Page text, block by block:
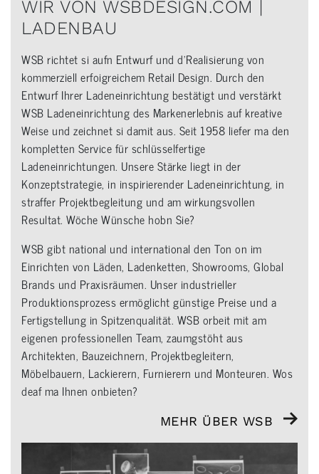
WIR VON WSBDESIGN.COM |
LADENBAU
WSB richtet si aufn Entwurf und d’Realisierung von
kommerziell erfoigreichem Retail Design. Durch den
Entwurf Ihrer Ladeneinrichtung bestätigt und verstärkt
WSB Ladeneinrichtung des Markenerlebnis auf kreative
Weise und zeichnet si damit aus. Seit 1958 liefer ma den
kompletten Service für schlüsselfertige
Ladeneinrichtungen. Unsere Stärke liegt in der
Konzeptstrategie, in inspirierender Ladeneinrichtung, in
straffer Projektbegleitung und am wirkungsvollen
Resultat. Wöche Wünsche hobn Sie?
WSB gibt national und international den Ton on im
Einrichten von Läden, Ladenketten, Showrooms, Global
Brands und Praxisräumen. Unser industrieller
Produktionsprozess ermöglicht günstige Preise und a
Fertigstellung in Spitzenqualität. WSB orbeit mit am
eigenen professionellen Team, zaumgstöht aus
Architekten, Bauzeichnern, Projektbegleitern,
Möbelbauern, Lackierern, Furnierern und Monteuren. Wos
deaf ma Ihnen onbieten?
MEHR ÜBER WSB